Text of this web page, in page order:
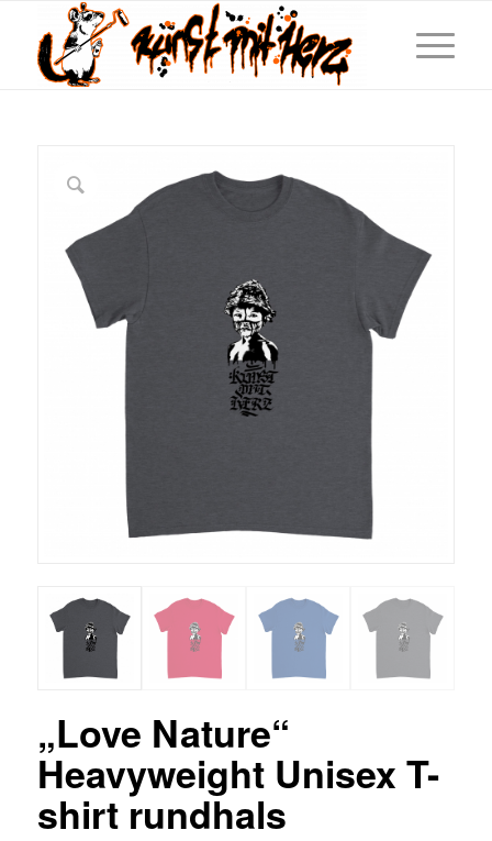
„Love Nature“
Heavyweight Unisex T-
shirt rundhals